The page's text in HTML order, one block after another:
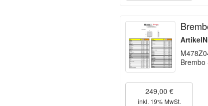
249,00 €
inkl. 19% MwSt.